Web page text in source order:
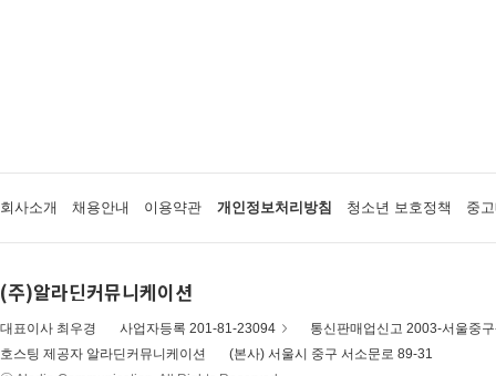
회사소개 채용안내 이용약관 개인정보처리방침 청소년 보호정책 중
(주)알라딘커뮤니케이션
대표이사 최우경 사업자등록 201-81-23094
통신판매업신고 2003-서울중
호스팅 제공자 알라딘커뮤니케이션
(본사) 서울시 중구 서소문로 89-31